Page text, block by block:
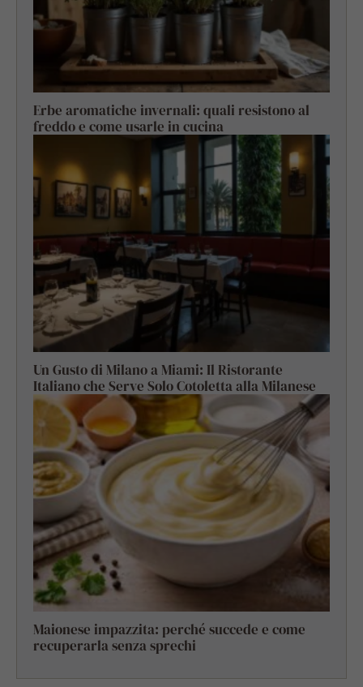
Erbe aromatiche invernali: quali resistono al
freddo e come usarle in cucina
Un Gusto di Milano a Miami: Il Ristorante
Italiano che Serve Solo Cotoletta alla Milanese
Maionese impazzita: perché succede e come
recuperarla senza sprechi